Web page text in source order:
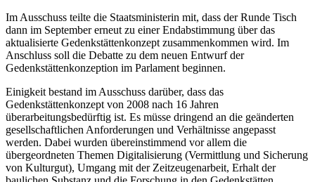
Im Ausschuss teilte die Staatsministerin mit, dass der Runde Tisch
dann im September erneut zu einer Endabstimmung über das
aktualisierte Gedenkstättenkonzept zusammenkommen wird. Im
Anschluss soll die Debatte zu dem neuen Entwurf der
Gedenkstättenkonzeption im Parlament beginnen.
Einigkeit bestand im Ausschuss darüber, dass das
Gedenkstättenkonzept von 2008 nach 16 Jahren
überarbeitungsbedürftig ist. Es müsse dringend an die geänderten
gesellschaftlichen Anforderungen und Verhältnisse angepasst
werden. Dabei wurden übereinstimmend vor allem die
übergeordneten Themen Digitalisierung (Vermittlung und Sicherung
von Kulturgut), Umgang mit der Zeitzeugenarbeit, Erhalt der